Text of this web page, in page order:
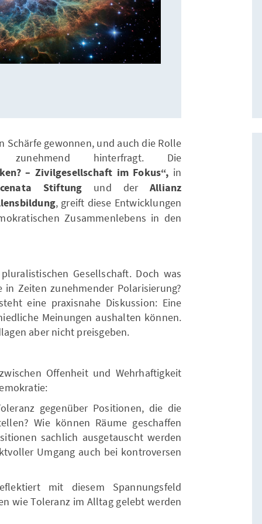
Schärfe gewonnen, und auch die Rolle
hinterfragt. Die
– Zivilgesellschaft im Fokus“, in
Stiftung und der Allianz
, greift diese Entwicklungen
Zusammenlebens in den
Gesellschaft. Doch was
Zeiten zunehmender Polarisierung?
eine praxisnahe Diskussion: Eine
Meinungen aushalten können.
aber nicht preisgeben.
Offenheit und Wehrhaftigkeit
gegenüber Positionen, die die
Wie können Räume geschaffen
sachlich ausgetauscht werden
Umgang auch bei kontroversen
mit diesem Spannungsfeld
wie Toleranz im Alltag gelebt werden